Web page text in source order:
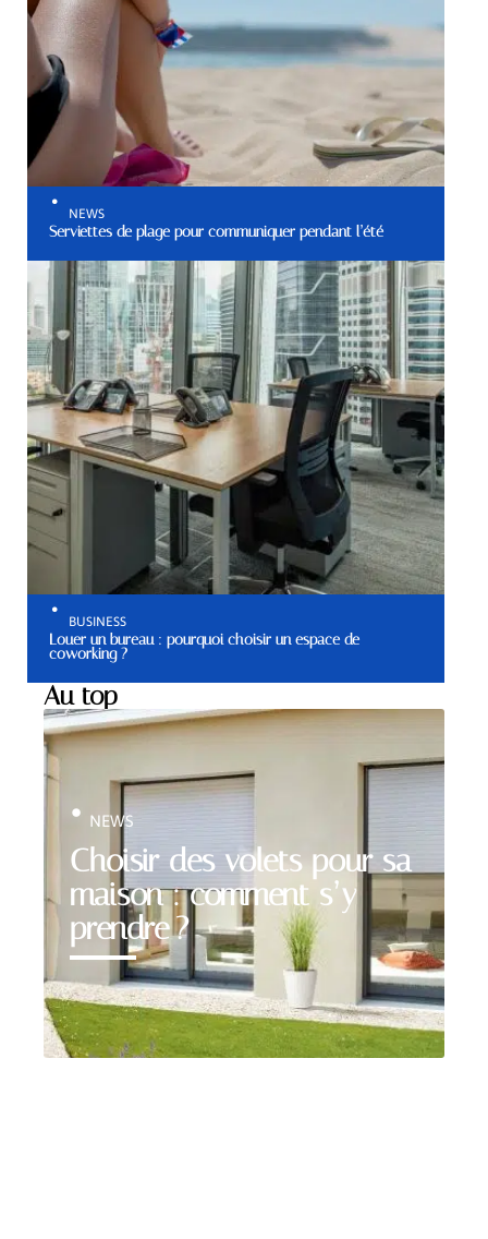
NEWS
Serviettes de plage pour communiquer pendant l’été
BUSINESS
Louer un bureau : pourquoi choisir un espace de
coworking ?
Au top
Choisir des volets pour sa
maison : comment s’y
prendre ?
NEWS